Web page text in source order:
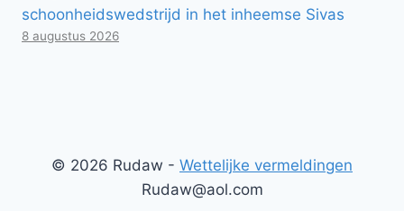
schoonheidswedstrijd in het inheemse Sivas
8 augustus 2026
© 2026 Rudaw - Wettelijke vermeldingen
Rudaw@aol.com